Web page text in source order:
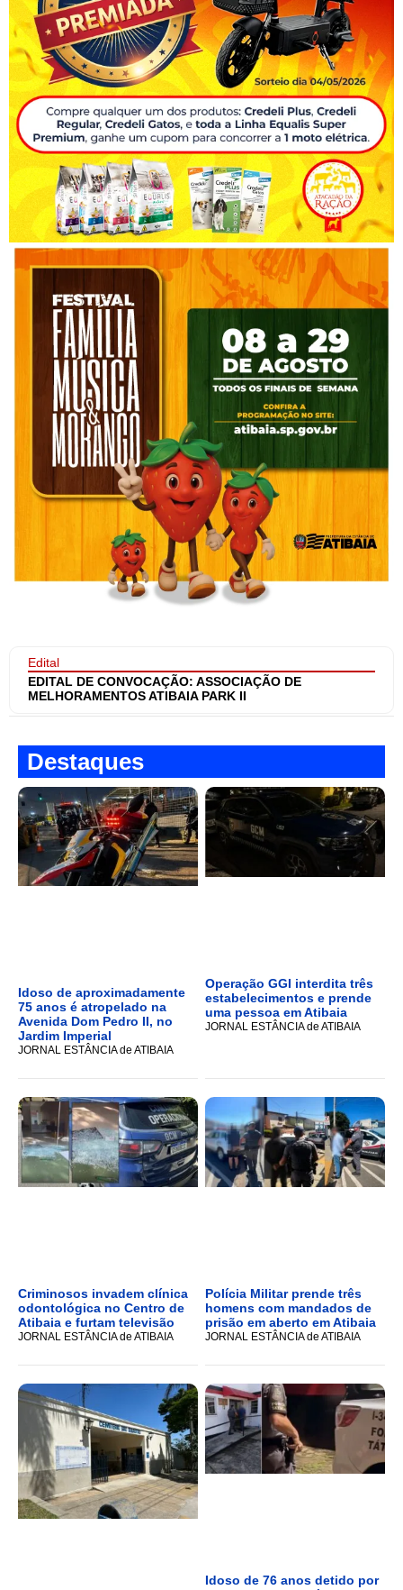
Edital
EDITAL DE CONVOCAÇÃO: ASSOCIAÇÃO DE
MELHORAMENTOS ATIBAIA PARK II
Destaques
Idoso de aproximadamente
75 anos é atropelado na
Avenida Dom Pedro II, no
Jardim Imperial
JORNAL ESTÂNCIA de ATIBAIA
Operação GGI interdita três
estabelecimentos e prende
uma pessoa em Atibaia
JORNAL ESTÂNCIA de ATIBAIA
Criminosos invadem clínica
odontológica no Centro de
Atibaia e furtam televisão
JORNAL ESTÂNCIA de ATIBAIA
Polícia Militar prende três
homens com mandados de
prisão em aberto em Atibaia
JORNAL ESTÂNCIA de ATIBAIA
Idoso de 76 anos detido por